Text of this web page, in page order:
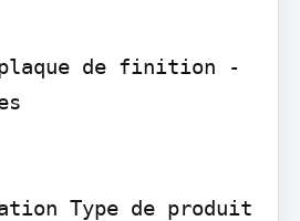
de finition -
Type de produit